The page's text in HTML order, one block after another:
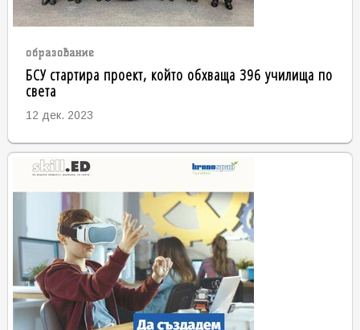
образование
БСУ стартира проект, който обхваща 396 училища по
света
12 дек. 2023